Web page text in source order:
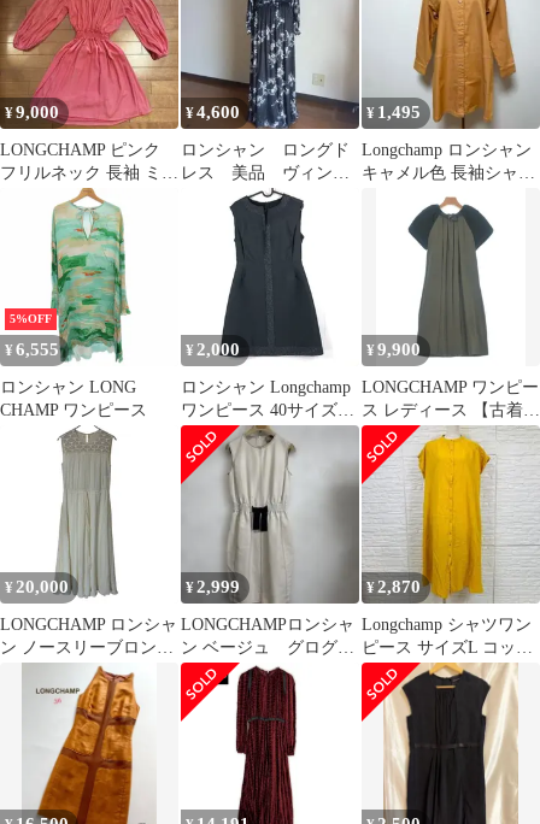
¥9,000
LONGCHAMP ピンク
フリルネック 長袖 ミニ
ワンピース
¥4,600
ロンシャン ロングド
レス 美品 ヴィンテ
¥ 1,495
Longchamp ロンシャン
キャメル色 長袖シャツ
ワンピース M
5%OFF
¥ 6,555
ロンシャン LONG
CHAMP ワンピース
¥ 2,000
ロンシャン Longchamp
ワンピース 40サイズ
869732
¥9,900
LONGCHAMP ワンピー
ス レディース 【古着】
【中古】【送料無料】
¥ 20,000
LONGCHAMP ロンシャ
ン ノースリーブロング
ワンピース シルク ラウ
ンドネック レース切替
ウエストゴムギャザー
ドローコード ホワイト
サイズ38【MAN1】
¥2,999
LONGCHAMPロンシャ
ン ベージュ グログラ
ン生地ノースリーブワ
ンピース
¥2,870
Longchamp シャツワン
ピース サイズL コット
ン 【F2-5789】